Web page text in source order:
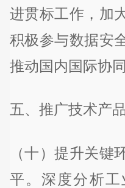
进贯标工作，加
积极参与数据安
推动国内国际协同
五、推广技术产
（十）提升关键
平。深度分析